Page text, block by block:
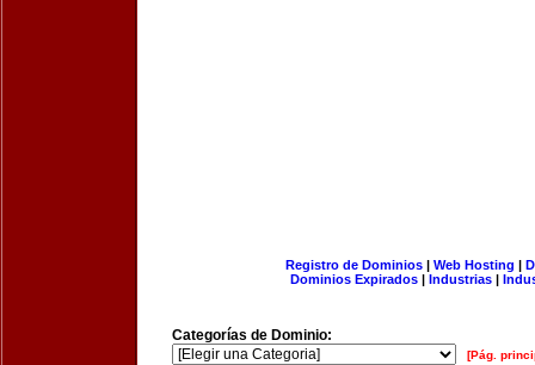
Registro de Dominios| Web Hosting |
Dominios Expirados | Industrias |
Categorías de Dominio:
[Pág.